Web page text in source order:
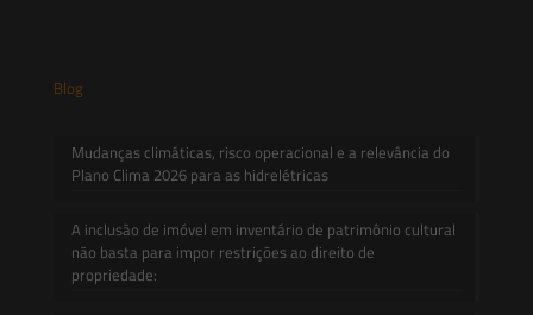
Blog
Mudanças climáticas, risco operacional e a relevância do
Plano Clima 2026 para as hidrelétricas
A inclusão de imóvel em inventário de patrimônio cultural
não basta para impor restrições ao direito de
propriedade: